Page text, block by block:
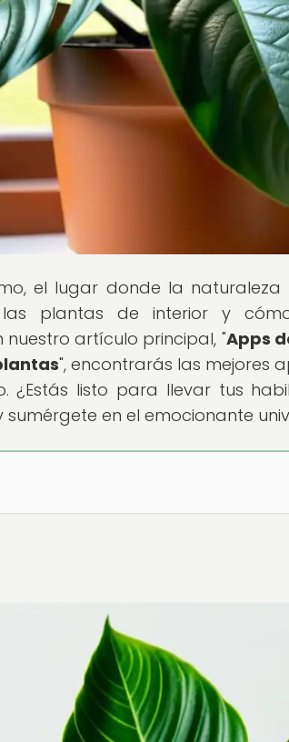
el lugar donde la
plantas de interior y
nuestro artículo principal, "Apps
", encontrarás las mejores
¿Estás listo para llevar tus
sumérgete en el emocionante